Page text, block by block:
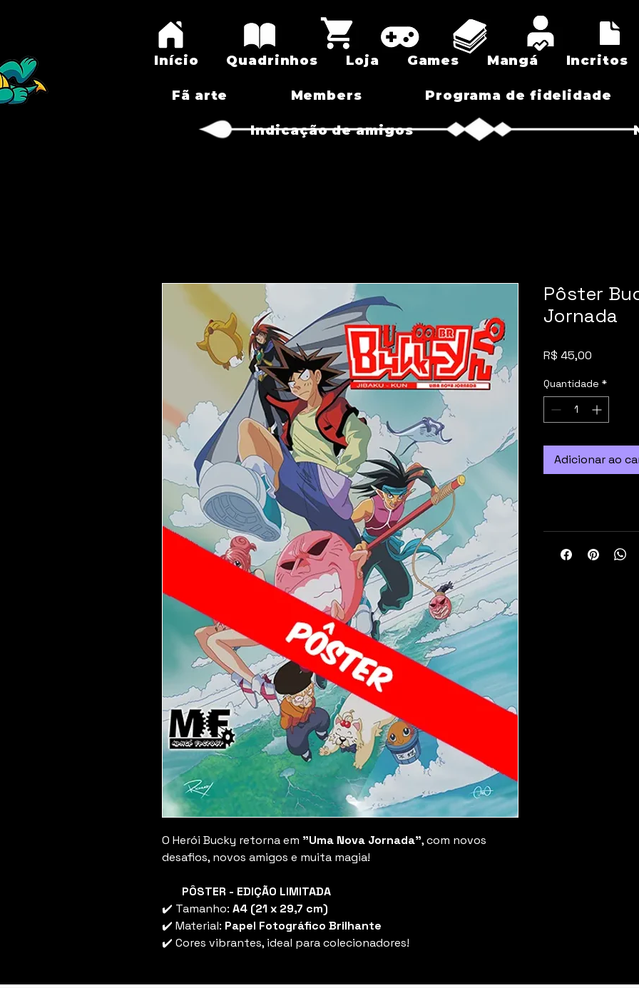
Início Quadrinhos Loja Games Mangá Incritos
Fã arte Members Programa de fidelidade
Indicação de amigos
O Herói Bucky retorna em "Uma Nova Jornada", com novos
desafios, novos amigos e muita magia!
PÔSTER - EDIÇÃO LIMITADA
✔️ Tamanho: A4 (21 x 29,7 cm)
✔️ Material: Papel Fotográfico Brilhante
✔️ Cores vibrantes, ideal para colecionadores!
Pôster
Jornada
R$ 45,00
Quantidade *
Adicionar ao